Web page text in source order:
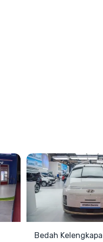
Bedah